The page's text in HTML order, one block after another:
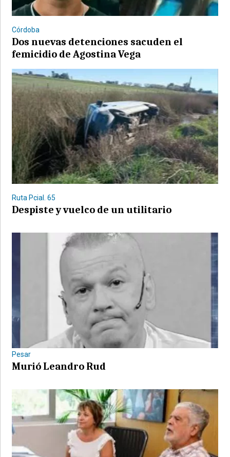
Córdoba
Dos nuevas detenciones sacuden el
femicidio de Agostina Vega
Ruta Pcial. 65
Despiste y vuelco de un utilitario
Pesar
Murió Leandro Rud